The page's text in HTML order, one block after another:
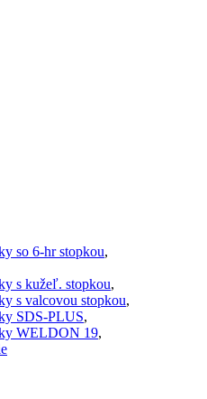
so 6-hr stopkou,
s kužeľ. stopkou,
s valcovou stopkou,
SDS-PLUS,
WELDON 19,